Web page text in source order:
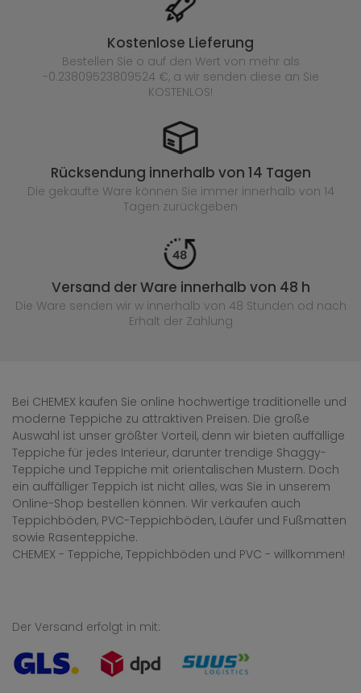
Kostenlose Lieferung
Bestellen Sie o auf den Wert von mehr als
-0.23809523809524 €, a wir senden diese an Sie
KOSTENLOS!
Rücksendung innerhalb von 14 Tagen
Die gekaufte Ware können Sie immer innerhalb von 14
Tagen zurückgeben
Versand der Ware innerhalb von 48 h
Die Ware senden wir w innerhalb von 48 Stunden od nach
Erhalt der Zahlung
Bei CHEMEX kaufen Sie online hochwertige traditionelle und
moderne Teppiche zu attraktiven Preisen. Die große
Auswahl ist unser größter Vorteil, denn wir bieten auffällige
Teppiche für jedes Interieur, darunter trendige Shaggy-
Teppiche und Teppiche mit orientalischen Mustern. Doch
ein auffälliger Teppich ist nicht alles, was Sie in unserem
Online-Shop bestellen können. Wir verkaufen auch
Teppichböden, PVC-Teppichböden, Läufer und Fußmatten
sowie Rasenteppiche.
CHEMEX - Teppiche, Teppichböden und PVC - willkommen!
Der Versand erfolgt in mit: